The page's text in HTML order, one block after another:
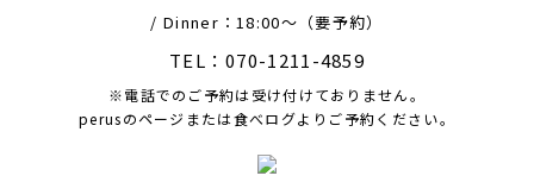
/ Dinner：18:00〜（要予約）
TEL：070-1211-4859
※電話でのご予約は受け付けておりません。
perusのページまたは食べログよりご予約ください。